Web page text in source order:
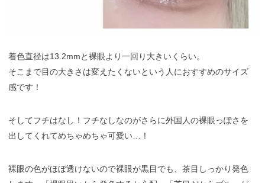
着色直径は13.2mmと裸眼より一回り大きいくらい。
そこまで目の大きさは変えたくないという人におすすめのサイズ
感です！
そしてフチはなし！フチなしなのがさらに外国人の裸眼っぽさを
出してくれてめちゃめちゃ可愛い…！
裸眼の色がほぼ透けないので裸眼が黒目でも、茶目しっかり発色